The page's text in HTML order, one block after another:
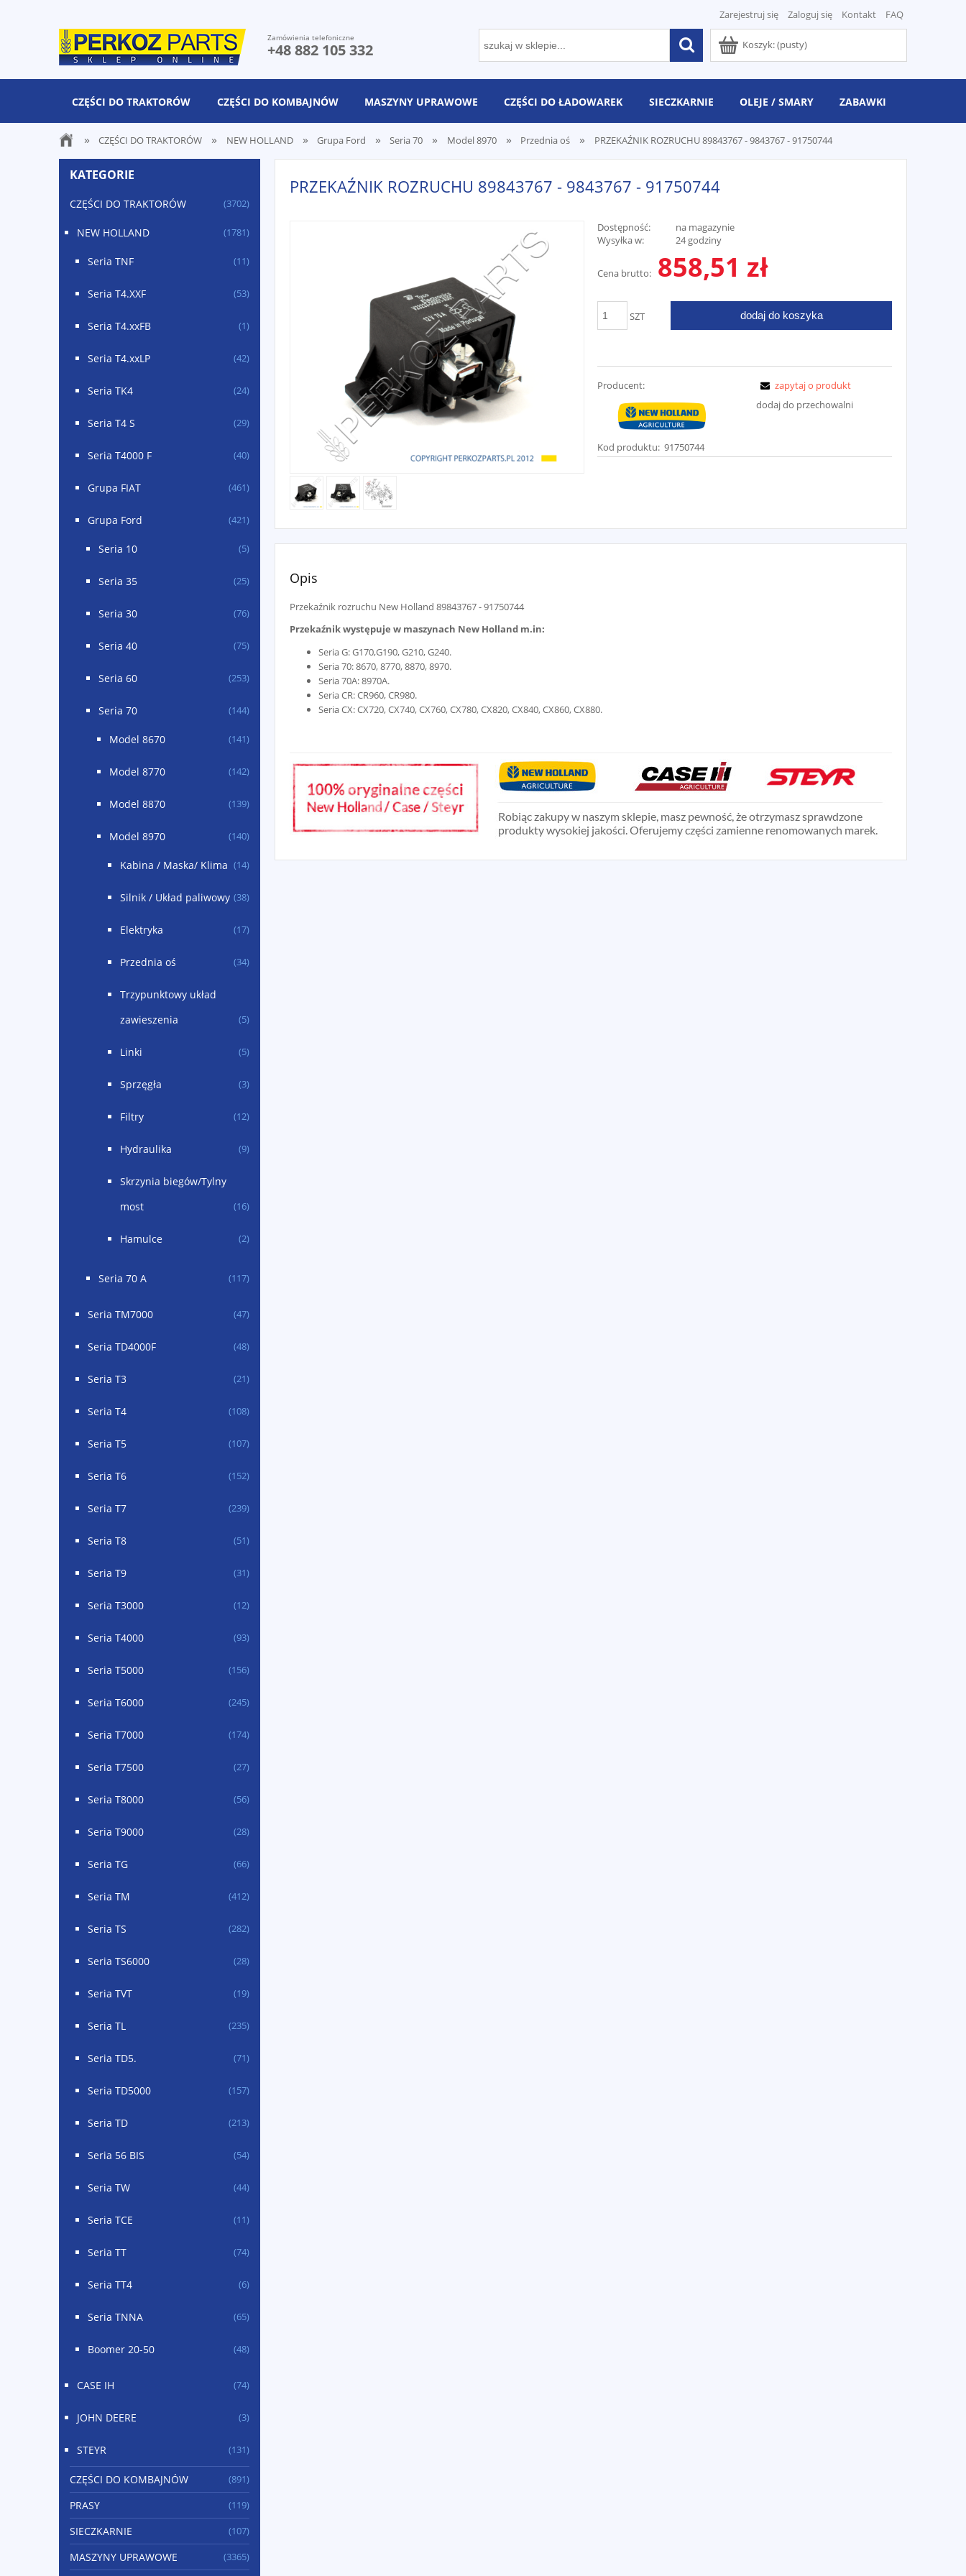
Zarejestruj się Zaloguj się Kontakt FAQ
Koszyk:(pusty)
Zamówienia telefoniczne
+48 882 105 332
CZĘŚCI DO TRAKTORÓW CZĘŚCI DO KOMBAJNÓW MASZYNY UPRAWOWE CZĘŚCI DO ŁADOWAREK SIECZKARNIE OLEJE / SMARY ZABAWKI
» CZĘŚCI DO TRAKTORÓW » NEW HOLLAND » Grupa Ford » Seria 70 » Model 8970 » Przednia oś » PRZEKAŹNIK ROZRUCHU 89843767 - 9843767 - 91750744
KATEGORIE
CZĘŚCI DO TRAKTORÓW (3702)
NEW HOLLAND (1781)
Seria TNF (11)
Seria T4.XXF (53)
Seria T4.xxFB (1)
Seria T4.xxLP (42)
Seria TK4 (24)
Seria T4 S (29)
Seria T4000 F (40)
Grupa FIAT (461)
Grupa Ford (421)
Seria 10 (5)
Seria 35 (25)
Seria 30 (76)
Seria 40 (75)
Seria 60 (253)
Seria 70 (144)
Model 8670 (141)
Model 8770 (142)
Model 8870 (139)
Model 8970 (140)
Kabina / Maska/ Klima (14)
Silnik / Układ paliwowy (38)
Elektryka (17)
Przednia oś (34)
Trzypunktowy układ
zawieszenia
(5)
Linki (5)
Sprzęgła (3)
Filtry (12)
Hydraulika (9)
Skrzynia biegów/Tylny
most
(16)
Hamulce (2)
Seria 70 A (117)
Seria TM7000 (47)
Seria TD4000F (48)
Seria T3 (21)
Seria T4 (108)
Seria T5 (107)
Seria T6 (152)
Seria T7 (239)
Seria T8 (51)
Seria T9 (31)
Seria T3000 (12)
Seria T4000 (93)
Seria T5000 (156)
Seria T6000 (245)
Seria T7000 (174)
Seria T7500 (27)
Seria T8000 (56)
Seria T9000 (28)
Seria TG (66)
Seria TM (412)
Seria TS (282)
Seria TS6000 (28)
Seria TVT (19)
Seria TL (235)
Seria TD5. (71)
Seria TD5000 (157)
Seria TD (213)
Seria 56 BIS (54)
Seria TW (44)
Seria TCE (11)
Seria TT (74)
Seria TT4 (6)
Seria TNNA (65)
Boomer 20-50 (48)
CASE IH (74)
JOHN DEERE (3)
STEYR (131)
CZĘŚCI DO KOMBAJNÓW (891)
PRASY (119)
SIECZKARNIE (107)
MASZYNY UPRAWOWE (3365)
PRZEKAŹNIK ROZRUCHU 89843767 - 9843767 - 91750744
Dostępność:
na magazynie
Wysyłka w:
24 godziny
Cena brutto: 858,51 zł
SZT dodaj do koszyka
Producent:
Kod produktu: 91750744
zapytaj o produkt
dodaj do przechowalni
Opis
Przekaźnik rozruchu New Holland 89843767 - 91750744
Przekaźnik występuje w maszynach New Holland m.in:
Seria G: G170,G190, G210, G240.
Seria 70: 8670, 8770, 8870, 8970.
Seria 70A: 8970A.
Seria CR: CR960, CR980.
Seria CX: CX720, CX740, CX760, CX780, CX820, CX840, CX860, CX880.